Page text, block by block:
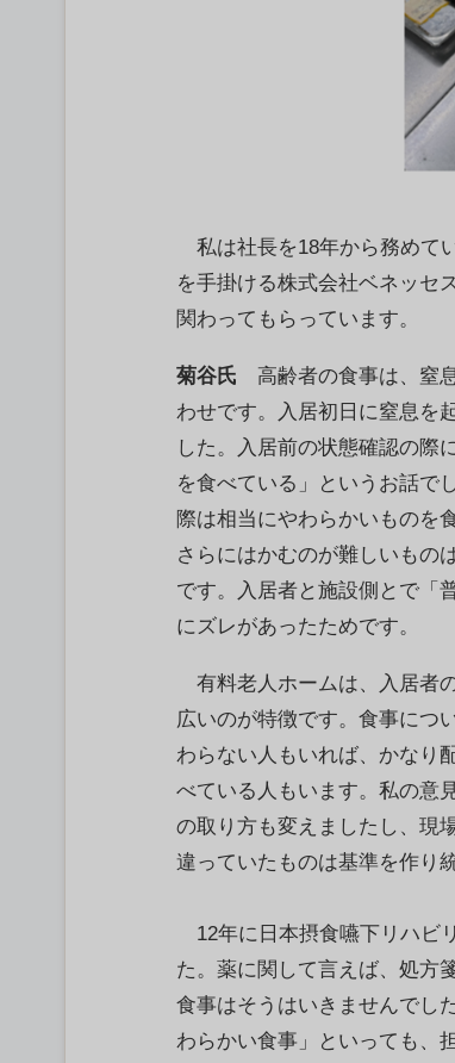
私は社長を18年から務めて
を手掛ける株式会社ベネッセ
関わってもらっています。
菊谷氏 高齢者の食事は、窒
わせです。入居初日に窒息を
した。入居前の状態確認の際
を食べている」というお話で
際は相当にやわらかいものを
さらにはかむのが難しいもの
です。入居者と施設側とで「
にズレがあったためです。
有料老人ホームは、入居者
広いのが特徴です。食事につ
わらない人もいれば、かなり
べている人もいます。私の意
の取り方も変えましたし、現
違っていたものは基準を作り
12年に日本摂食嚥下リハビ
た。薬に関して言えば、処方
食事はそうはいきませんでし
わらかい食事」といっても、